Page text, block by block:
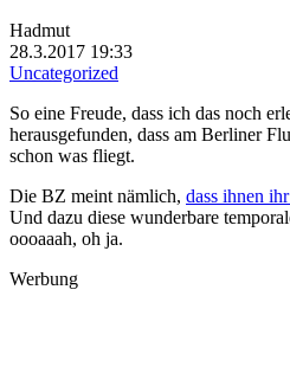
Hadmut
28.3.2017 19:33
Uncategorized
So eine Freude, dass ich das noch
herausgefunden, dass am Berliner
schon was fliegt.
Die BZ meint nämlich, dass ihnen
Und dazu diese wunderbare
oooaaah, oh ja.
Werbung